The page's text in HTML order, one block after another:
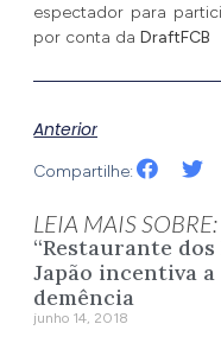
espectador para
por conta daDraftFCB
Anterior
Compartilhe:
LEIA MAIS SOBRE:
“Restaurante
Japão incentiva
demência
junho 14, 2018